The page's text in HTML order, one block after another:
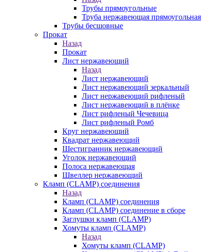
Трубы прямоугольные
Труба нержавеющая прямоугольная
Трубы бесшовные
Прокат
Назад
Прокат
Лист нержавеющий
Назад
Лист нержавеющий
Лист нержавеющий зеркальный
Лист нержавеющий рифленый
Лист нержавеющий в плёнке
Лист рифленый Чечевица
Лист рифленый Ромб
Круг нержавеющий
Квадрат нержавеющий
Шестигранник нержавеющий
Уголок нержавеющий
Полоса нержавеющая
Швеллер нержавеющий
Кламп (CLAMP) соединения
Назад
Кламп (CLAMP) соединения
Кламп (CLAMP) соединение в сборе
Заглушки кламп (CLAMP)
Хомуты кламп (CLAMP)
Назад
Хомуты кламп (CLAMP)